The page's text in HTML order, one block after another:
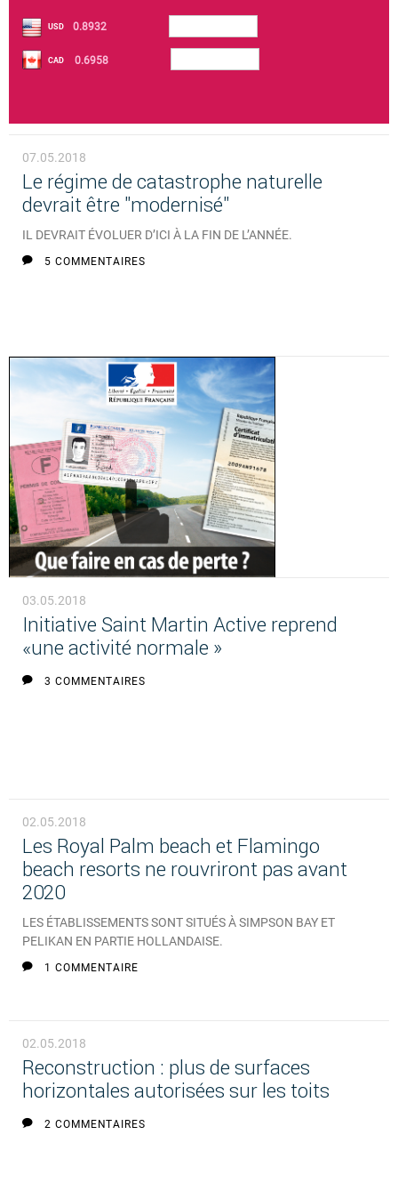
USD 0.8932
CAD 0.6958
07.05.2018
Le régime de catastrophe naturelle
devrait être "modernisé"
IL DEVRAIT ÉVOLUER D’ICI À LA FIN DE L’ANNÉE.
5 COMMENTAIRES
03.05.2018
Initiative Saint Martin Active reprend
«une activité normale »
3 COMMENTAIRES
02.05.2018
Les Royal Palm beach et Flamingo
beach resorts ne rouvriront pas avant
2020
LES ÉTABLISSEMENTS SONT SITUÉS À SIMPSON BAY ET
PELIKAN EN PARTIE HOLLANDAISE.
1 COMMENTAIRE
02.05.2018
Reconstruction : plus de surfaces
horizontales autorisées sur les toits
2 COMMENTAIRES